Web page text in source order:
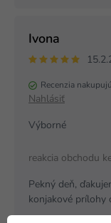
Ivona
Recenzia
Nahlásiť
Výborné
reakcia obchodu
Pekný deň,
konjakové prílohy